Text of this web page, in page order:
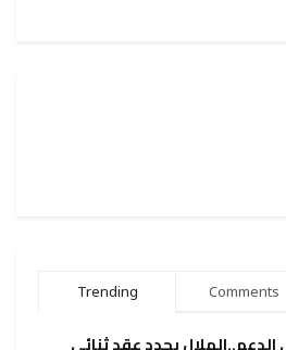
Trending Comments
الدعم..الهلال يجدد عقد ثنائي